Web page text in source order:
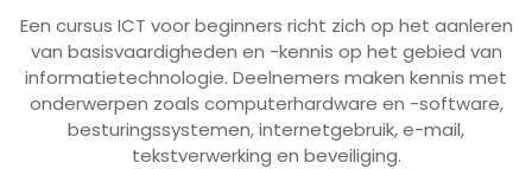
Een cursus ICT voor beginners richt zich op het aanleren
van basisvaardigheden en -kennis op het gebied van
informatietechnologie. Deelnemers maken kennis met
onderwerpen zoals computerhardware en -software,
besturingssystemen, internetgebruik, e-mail,
tekstverwerking en beveiliging.